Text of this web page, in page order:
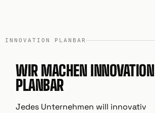
INNOVATION PLANBAR
WIR MACHEN INNOVATION
PLANBAR
Jedes Unternehmen will innovativ